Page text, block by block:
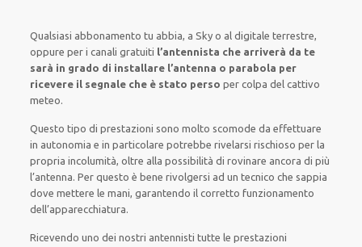
Qualsiasi abbonamento tu abbia, a Sky o al digitale terrestre,
oppure per i canaligratuiti l’antennista che arriverà da te
sarà in grado di installare l’antenna o parabola per
ricevere il segnale che è stato perso per colpa del cattivo
meteo.
Questo tipo diprestazioni sono molto scomode daeffettuare
in autonomiaein particolare potrebberivelarsi rischioso per la
propriaincolumità, oltre alla possibilità dirovinare ancora di più
l’antenna. Per questo è bene rivolgersi ad untecnico che sappia
dove mettere le mani, garantendo ilcorretto funzionamento
dell’apparecchiatura.
Ricevendo uno dei nostri antennisti tutte le prestazioni